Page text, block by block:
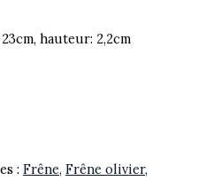
hauteur: 2,2cm
:Frêne,Frêne olivier,